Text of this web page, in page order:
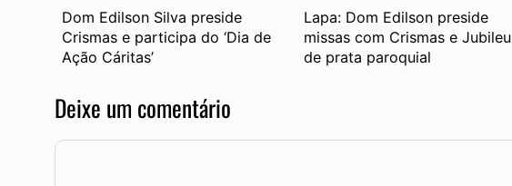
Dom Edilson Silva preside
Crismas e participa do ‘Dia de
Ação Cáritas’
Lapa: Dom Edilson preside
missas com Crismas e Jubileu
de prata paroquial
Deixe um comentário
Comentário